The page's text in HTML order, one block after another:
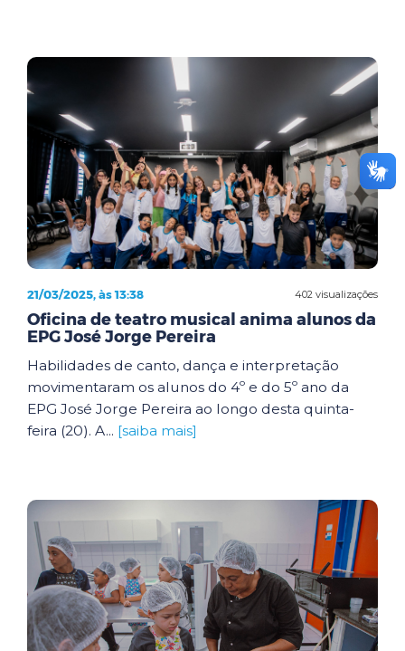
402 visualizações
21/03/2025, às 13:38
Oficina de teatro musical anima alunos da
EPG José Jorge Pereira
Habilidades de canto, dança e interpretação
movimentaram os alunos do 4º e do 5º ano da
EPG José Jorge Pereira ao longo desta quinta-
feira (20). A... [saiba mais]